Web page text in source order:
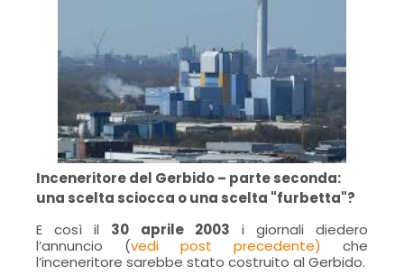
Inceneritore del Gerbido – parte seconda:
una scelta sciocca o una scelta "furbetta"?
E così il 30 aprile 2003 i giornali diedero
l’annuncio (vedi post precedente) che
l’inceneritore sarebbe stato costruito al Gerbido.